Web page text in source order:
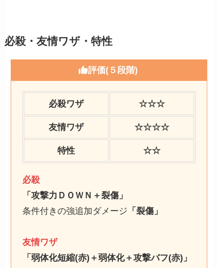
必殺・友情ワザ・特性
評価(５段階)
必殺ワザ ☆☆☆
友情ワザ ☆☆☆☆
特性 ☆☆
必殺
「攻撃力ＤＯＷＮ＋裂傷」
条件付きの強追加ダメージ 「裂傷」
友情ワザ
「弱体化短縮(赤)＋弱体化＋攻撃バフ(赤)」